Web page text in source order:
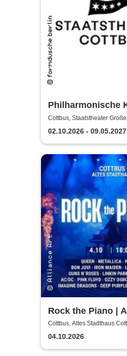
Philharmonische
Staatstheater
Cottbus, Staatstheater
02.10.2026 - 09.05.2027
Rock the Piano |
Stadthaus
Cottbus, Altes Stadthaus
04.10.2026